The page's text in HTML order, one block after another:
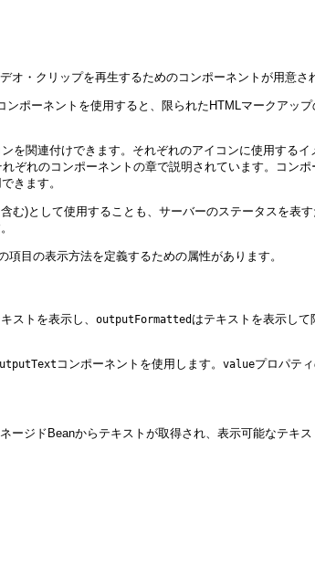
・クリップを再生するためのコンポーネントが用意さ
ンポーネントを使用すると、限られたHTMLマークアッ
関連付けできます。それぞれのアイコンに使用する
れのコンポーネントの章で説明されています。コンポ
きます。
む)として使用することも、サーバーのステータスを表
目の表示方法を定義するための属性があります。
ストを表示し、 outputFormatted はテキストを表示して
コンポーネントを使用します。 valueプロパテ
ジドBeanからテキストが取得され、表示可能なテキス